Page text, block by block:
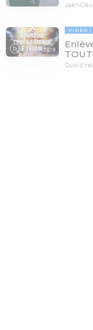
Jean-
78:19
VIDÉO
Quoi